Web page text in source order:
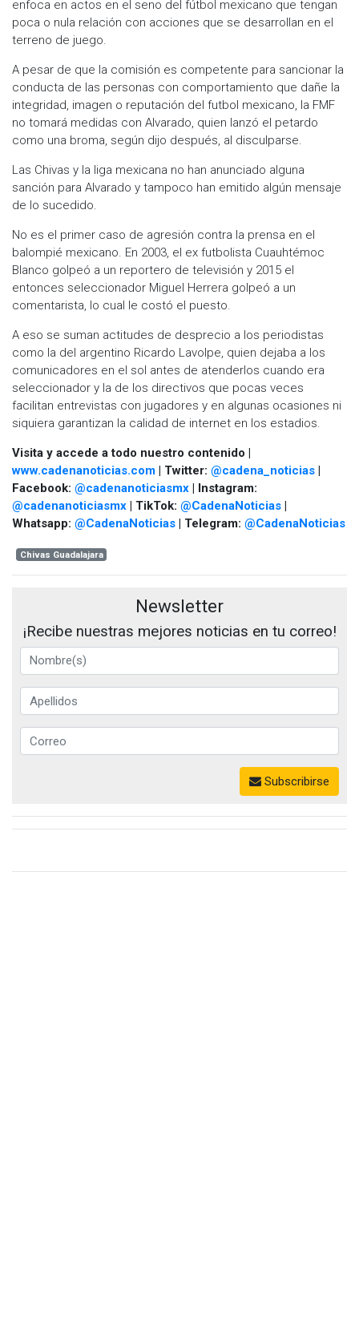
enfoca en actos en el seno del fútbol mexicano que tengan
poca o nula relación con acciones que se desarrollan en el
terreno de juego.
A pesar de que la comisión es competente para sancionar la
conducta de las personas con comportamiento que dañe la
integridad, imagen o reputación del futbol mexicano, la FMF
no tomará medidas con Alvarado, quien lanzó el petardo
como una broma, según dijo después, al disculparse.
Las Chivas y la liga mexicana no han anunciado alguna
sanción para Alvarado y tampoco han emitido algún mensaje
de lo sucedido.
No es el primer caso de agresión contra la prensa en el
balompié mexicano. En 2003, el ex futbolista Cuauhtémoc
Blanco golpeó a un reportero de televisión y 2015 el
entonces seleccionador Miguel Herrera golpeó a un
comentarista, lo cual le costó el puesto.
A eso se suman actitudes de desprecio a los periodistas
como la del argentino Ricardo Lavolpe, quien dejaba a los
comunicadores en el sol antes de atenderlos cuando era
seleccionador y la de los directivos que pocas veces
facilitan entrevistas con jugadores y en algunas ocasiones ni
siquiera garantizan la calidad de internet en los estadios.
Visita y accede a todo nuestro contenido |
www.cadenanoticias.com | Twitter: @cadena_noticias |
Facebook: @cadenanoticiasmx | Instagram:
@cadenanoticiasmx | TikTok: @CadenaNoticias |
Whatsapp: @CadenaNoticias | Telegram: @CadenaNoticias
Chivas Guadalajara
Newsletter
¡Recibe nuestras mejores noticias en tu correo!
Subscribirse